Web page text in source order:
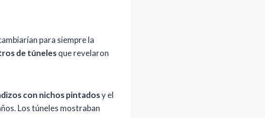
para siempre la
de túnelesque revelaron
con nichos pintadosy el
Los túneles mostraban